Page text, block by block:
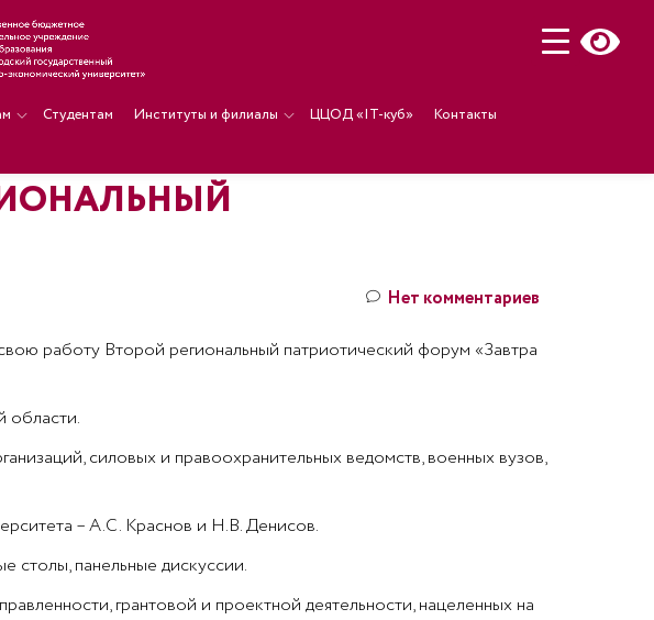
Студентам Институты и филиалы ЦЦОД «IT-куб»
Контакты
Нет комментариев
работу Второй региональный патриотический форум «Завтра
области.
силовых и правоохранительных ведомств, военных вузов,
– А.С. Краснов и Н.В. Денисов.
столы, панельные дискуссии.
грантовой и проектной деятельности, нацеленных на